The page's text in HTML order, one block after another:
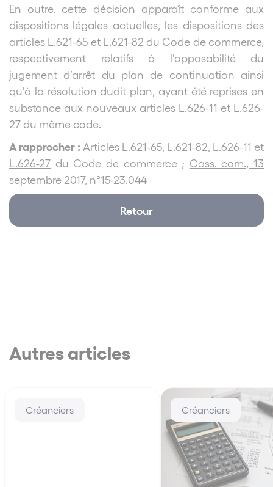
En outre, cette décision apparaît conforme aux
dispositions légales actuelles, les dispositions des
articles L.621-65 et L.621-82 du Code de commerce,
respectivement relatifs à l’opposabilité du
jugement d’arrêt du plan de continuation ainsi
qu’à la résolution dudit plan, ayant été reprises en
substance aux nouveaux articles L.626-11 et L.626-
27 du même code.
A rapprocher : Articles L.621-65 L.621-82 L.626-11 et
L.626-27 du Code de commerce ; Cass. com., 13
septembre 2017, n°15-23.044
Retour
Autres articles
Créanciers Créanciers